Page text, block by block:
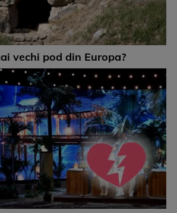
vechi pod din Europa?